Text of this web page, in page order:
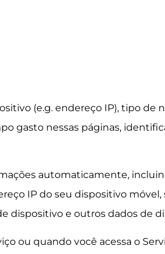
(e.g. endereço IP), tipo de
gasto nessas páginas,
automaticamente,
IP do seu dispositivo móvel,
dispositivo e outros dados de
ou quando você acessa o